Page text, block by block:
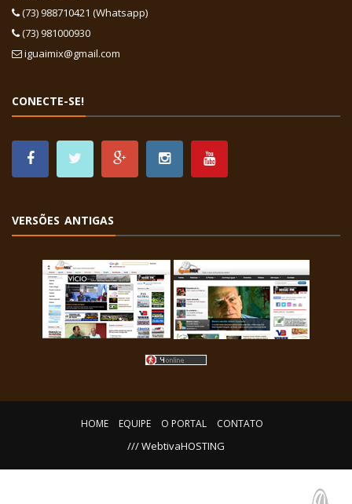
(73) 988710421 (Whatsapp)
(73) 981000930
iguaimix@gmail.com
CONECTE-SE!
VERSÕES ANTIGAS
HOME EQUIPE O PORTAL CONTATO
/// WebtivaHOSTING